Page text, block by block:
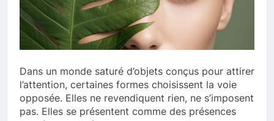
Dans un monde saturé d’objets conçus pour attirer
l’attention, certaines formes choisissent la voie
opposée. Elles ne revendiquent rien, ne s’imposent
pas. Elles se présentent comme des présences